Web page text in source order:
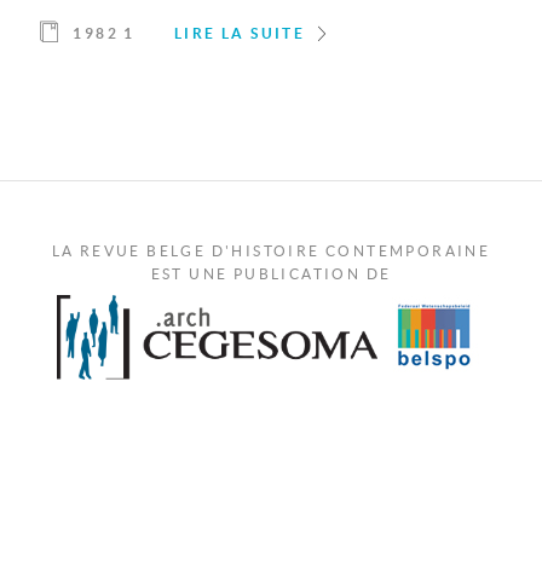
1982 1 LIRE LA SUITE
LA REVUE BELGE D'HISTOIRE CONTEMPORAINE
EST UNE PUBLICATION DE